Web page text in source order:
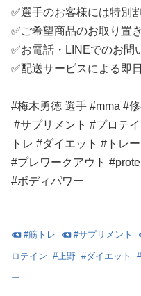
✅選手のお客様には特別
✅ご希望商品のお取り置
✅お電話・LINEでのお問
✅配送サービスによる即
#梅木勇徳 選手 #mma #
#サプリメント #プロテ
トレ #ダイエット #トレ
#プレワークアウト
#ボディパワー
#筋トレ #サプリメント
ロテイン #上野 #ダイエット #
ー